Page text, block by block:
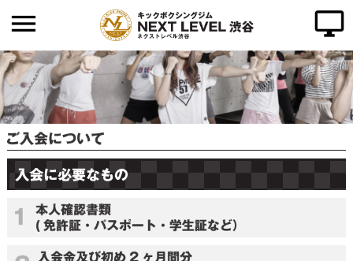
代表挨拶
ご入会について
よくある質問
クラス紹介
料金のご案内